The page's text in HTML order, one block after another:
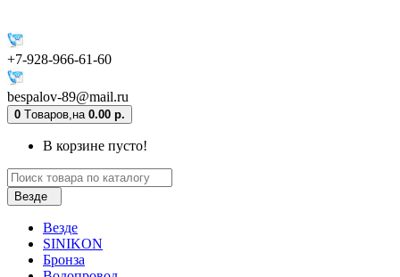
+7-928-966-61-60
bespalov-89@mail.ru
0 Tоваров,на 0.00 р.
В корзине пусто!
Везде
Везде
SINIKON
Бронза